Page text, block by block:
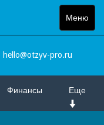
Меню
Toggle
hello@otzyv-pro.ru
Еще
Финансы